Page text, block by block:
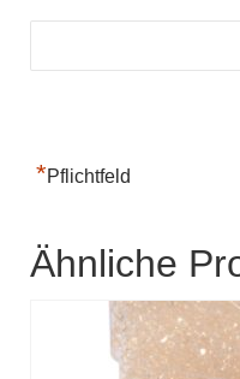
*Pflichtfeld
Ähnliche